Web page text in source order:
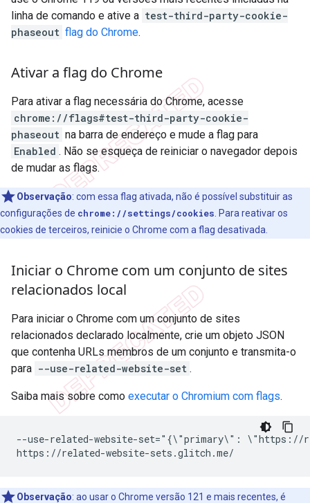
linha de comando e ative a test-third-party-cookie-
phaseout flag do Chrome.
Ativar a flag do Chrome
Para ativar a flag necessária do Chrome, acesse
chrome://flags#test-third-party-cookie-
phaseout na barra de endereço e mude a flag para
Enabled . Não se esqueça de reiniciar o navegador depois
de mudar as flags.
Observação: com essa flag ativada, não é possível substituir as
configurações de chrome://settings/cookies . Para reativar os
cookies de terceiros, reinicie o Chrome com a flag desativada.
Iniciar o Chrome com um conjunto de sites
relacionados local
Para iniciar o Chrome com um conjunto de sites
relacionados declarado localmente, crie um objeto JSON
que contenha URLs membros de um conjunto e transmita-o
para --use-related-website-set .
Saiba mais sobre como executar o Chromium com flags.
--use-related-website-set="{\"primary\": \"https://
Observação: ao usar o Chrome versão 121 e mais recentes, é